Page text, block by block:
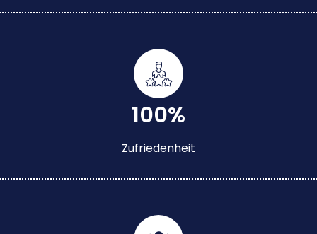
100%
Zufriedenheit